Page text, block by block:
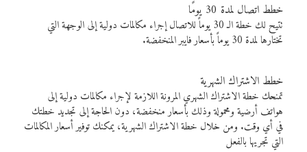
خطط اتصال لمدة 30 يومًا
تتيح لك خطة الـ 30 يوماً للاتصال إجراء مكالمات دولية إلى الوجهة التي
تختارها لمدة 30 يوماً بأسعار فايبر المنخفضة.
خطط الاشتراك الشهرية
تمنحك خطة الاشتراك الشهري المرونة اللازمة لإجراء مكالمات دولية إلى
هواتف أرضية ومحمولة وذلك بأسعار منخفضة، دون الحاجة إلى تجديد خطتك
في أي وقت. ومن خلال خطة الاشتراك الشهرية، يمكنك توفير أسعار المكالمات
التي تجريها بالفعل